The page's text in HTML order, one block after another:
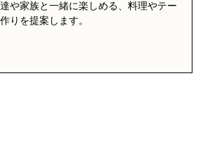
や家族と一緒に楽しめる、料理やテー
りを提案します。